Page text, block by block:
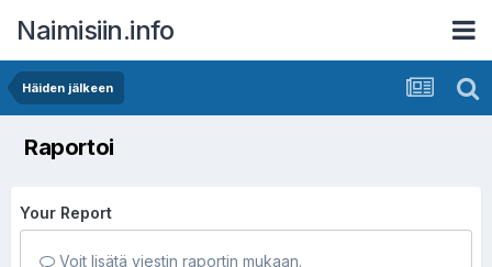
Naimisiin.info
Häiden jälkeen
Raportoi
Your Report
Voit lisätä viestin raportin mukaan.